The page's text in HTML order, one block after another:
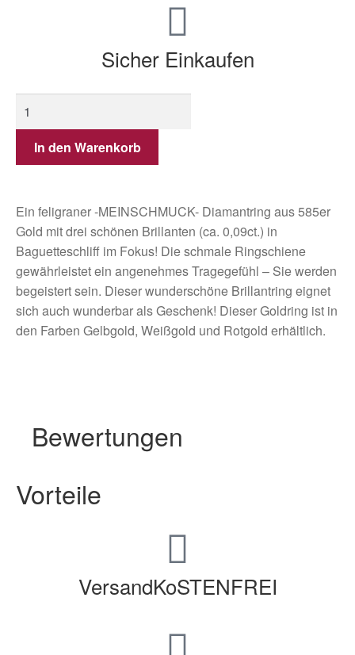
Sicher Einkaufen
In den Warenkorb
Ein feligraner -MEINSCHMUCK- Diamantring aus 585er
Gold mit drei schönen Brillanten (ca. 0,09ct.) in
Baguetteschliff im Fokus! Die schmale Ringschiene
gewährleistet ein angenehmes Tragegefühl – Sie werden
begeistert sein. Dieser wunderschöne Brillantring eignet
sich auch wunderbar als Geschenk! Dieser Goldring ist in
den Farben Gelbgold, Weißgold und Rotgold erhältlich.
Bewertungen
Vorteile
VersandKoSTENFREI